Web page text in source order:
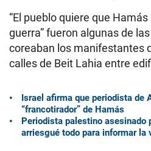
“El pueblo quiere que Hamás
guerra” fueron algunas de
coreaban los manifestantes
calles de Beit Lahia entre
Israel afirma que periodista de
“francotirador” de Hamás
Periodista palestino asesinado
arriesgué todo para informar la